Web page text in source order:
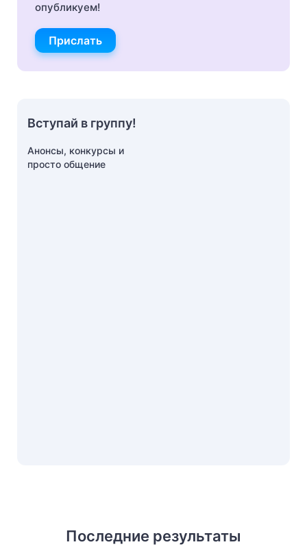
Последние результаты
опубликуем!
Прислать
Вступай в группу!
Анонсы, конкурсы и
просто общение